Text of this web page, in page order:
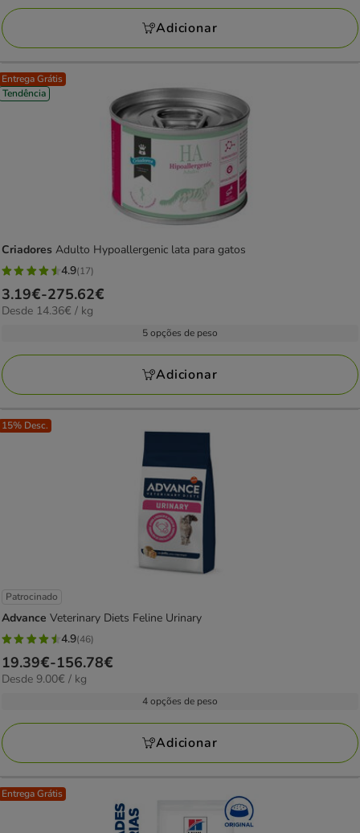
avaliações
156.78€
Adicionar
Entrega Grátis
Tendência
Criadores Adulto Hypoallergenic lata para gatos
4.9
estrelas
com
avaliações
4.9(17)
Preço
de
275.62€
3.19€-275.62€
14.36€
Desde 14.36€ / kg
5 opções de peso
Adicionar
15% Desc.
Patrocinado
Advance Veterinary Diets Feline Urinary
4.9
estrelas
com
avaliações
4.9(46)
Preço
de
156.78€
19.39€-156.78€
9.00€
Desde 9.00€ / kg
4 opções de peso
Adicionar
Entrega Grátis